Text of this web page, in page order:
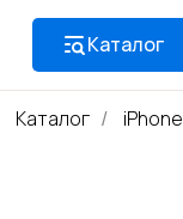
Каталог
Каталог / iPhone